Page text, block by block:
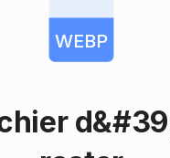
WEBP